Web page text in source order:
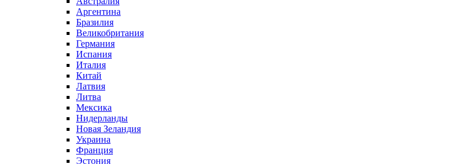
Аргентина
Бразилия
Великобритания
Германия
Испания
Италия
Китай
Латвия
Литва
Мексика
Нидерланды
Новая Зеландия
Украина
Франция
Эстония